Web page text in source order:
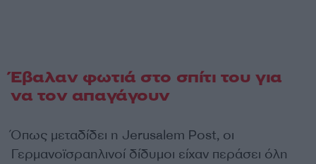
Έβαλαν φωτιά στο σπίτι του για
να τον απαγάγουν
Όπως μεταδίδει η Jerusalem Post, οι
Γερμανοϊσραηλινοί δίδυμοι είχαν περάσει όλη